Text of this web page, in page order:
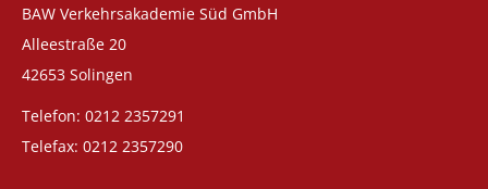
BAW Verkehrsakademie Süd GmbH
Alleestraße 20
42653 Solingen
Telefon: 0212 2357291
Telefax: 0212 2357290